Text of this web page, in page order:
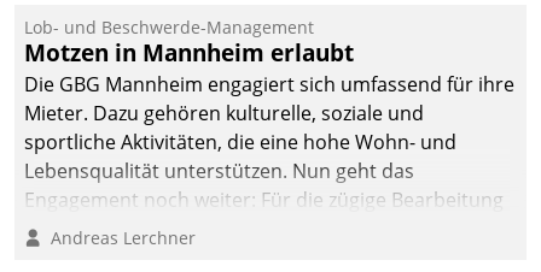
Lob- und Beschwerde-Management
Motzen in Mannheim erlaubt
Die GBG Mannheim engagiert sich umfassend für ihre
Mieter. Dazu gehören kulturelle, soziale und
sportliche Aktivitäten, die eine hohe Wohn- und
Lebensqualität unterstützen. Nun geht das
Engagement noch weiter: Für die zügige Bearbeitung
von Beschwerden – oder Lob – richtet das
Andreas Lerchner